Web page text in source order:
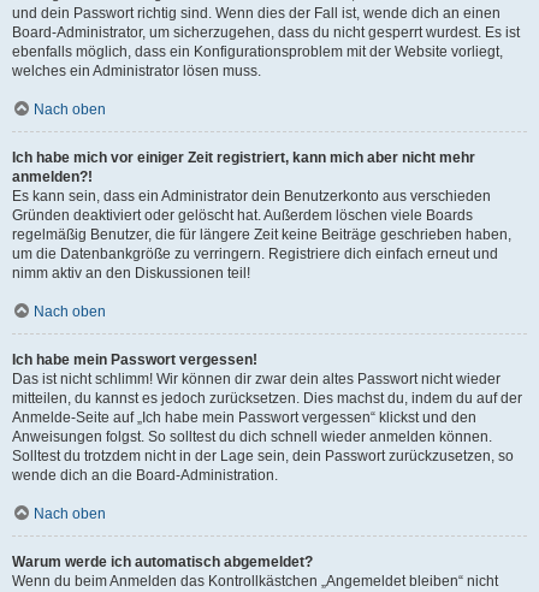
und dein Passwort richtig sind. Wenn dies der Fall ist, wende dich an einen
Board-Administrator, um sicherzugehen, dass du nicht gesperrt wurdest. Es ist
ebenfalls möglich, dass ein Konfigurationsproblem mit der Website vorliegt,
welches ein Administrator lösen muss.
Nach oben
Ich habe mich vor einiger Zeit registriert, kann mich aber nicht mehr
anmelden?!
Es kann sein, dass ein Administrator dein Benutzerkonto aus verschieden
Gründen deaktiviert oder gelöscht hat. Außerdem löschen viele Boards
regelmäßig Benutzer, die für längere Zeit keine Beiträge geschrieben haben,
um die Datenbankgröße zu verringern. Registriere dich einfach erneut und
nimm aktiv an den Diskussionen teil!
Nach oben
Ich habe mein Passwort vergessen!
Das ist nicht schlimm! Wir können dir zwar dein altes Passwort nicht wieder
mitteilen, du kannst es jedoch zurücksetzen. Dies machst du, indem du auf der
Anmelde-Seite auf „Ich habe mein Passwort vergessen“ klickst und den
Anweisungen folgst. So solltest du dich schnell wieder anmelden können.
Solltest du trotzdem nicht in der Lage sein, dein Passwort zurückzusetzen, so
wende dich an die Board-Administration.
Nach oben
Warum werde ich automatisch abgemeldet?
Wenn du beim Anmelden das Kontrollkästchen „Angemeldet bleiben“ nicht